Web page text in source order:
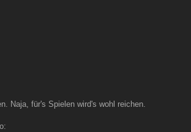
Naja, für's Spielen wird's wohl reichen.